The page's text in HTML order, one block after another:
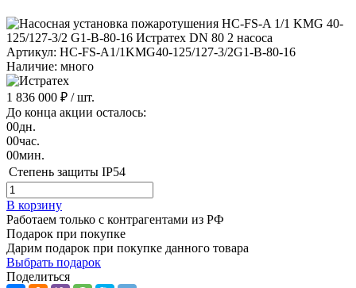
Артикул: HC-FS-A1/1KMG40-125/127-3/2G1-B-80-16
Наличие: много
1 836 000 ₽ / шт.
До конца акции осталось:
00дн.
00час.
00мин.
Степень защиты IP54
В корзину
Работаем только с контрагентами из РФ
Подарок при покупке
Дарим подарок при покупке данного товара
Выбрать подарок
Поделиться